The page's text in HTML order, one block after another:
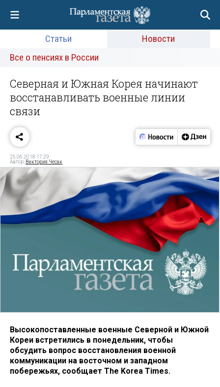
Статьи
Новости
Все о пенсиях в России
Северная и Южная Корея начинают
восстанавливать военные линии
связи
25.06.2018 17:29
Автор: Виктория Чесак
Высокопоставленные военные Северной и Южной
Кореи встретились в понедельник, чтобы
обсудить вопрос восстановления военной
коммуникации на восточном и западном
побережьях, сообщает The Korea Times.